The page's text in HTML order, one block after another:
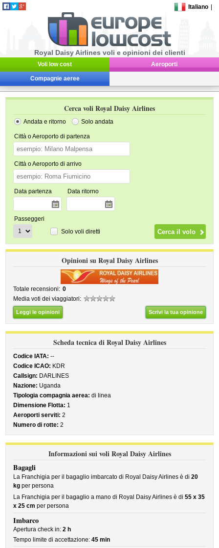
Italiano
Royal Daisy Airlines voli e opinioni dei clienti
Voli low cost Aeroporti
Compagnie aeree
Cerca voli Royal Daisy Airlines
Andata e ritorno Solo andata
Città o Aeroporto di partenza
Città o Aeroporto di arrivo
Data partenza Data ritorno
Passeggeri
Solo voli diretti
Opinioni su Royal Daisy Airlines
Totale recensioni: 0
Media voti dei viaggiatori:
Leggi le opinioni Scrivi la tua opinione
Scheda tecnica di Royal Daisy Airlines
Codice IATA: --
Codice ICAO: KDR
Callsign: DARLINES
Nazione: Uganda
Tipologia compagnia aerea: di linea
Dimensione Flotta: 1
Aeroporti serviti: 2
Numero di rotte: 2
Informazioni sui voli Royal Daisy Airlines
Bagagli
La Franchigia per il bagaglio imbarcato di Royal Daisy Airlines è di20
kg per persona
La Franchigia per il bagaglio a mano di Royal Daisy Airlines è di55 x 35
x 25 cm per persona
Imbarco
Apertura check in:2 h
Tempo limite di accettazione:45 min